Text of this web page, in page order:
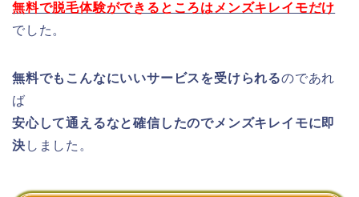
無料で脱毛体験ができるところはメンズキレイモだけ
でした。
無料でもこんなにいいサービスを受けられるのであれ
ば
安心して通えるなと確信したのでメンズキレイモに即
決 しました。